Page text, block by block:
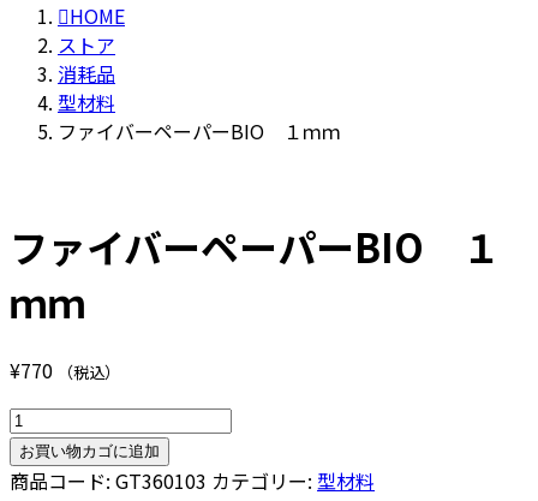
HOME
ストア
消耗品
型材料
ファイバーペーパーBIO １ｍｍ
ファイバーペーパーBIO １
ｍｍ
¥770 （税込）
フ
ァ
イ
お買い物カゴに追加
商品コード: GT360103 カテゴリー: 型材料